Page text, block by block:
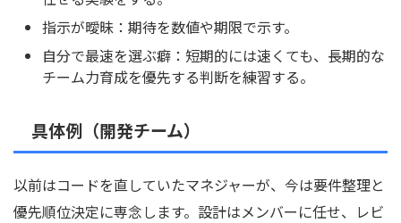
指示が曖昧：期待を数値や期限で示す。
自分で最速を選ぶ癖：短期的には速くても、長期的な
チーム力育成を優先する判断を練習する。
具体例（開発チーム）
以前はコードを直していたマネジャーが、今は要件整理と
優先順位決定に専念します。設計はメンバーに任せ、レビ